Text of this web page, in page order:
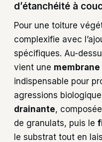
d’étanchéité à
Pour une toiture
complexifie avec
spécifiques. Au-
vient une
indispensable pour
agressions
drainante,
de granulats, puis le
le substrat tout en